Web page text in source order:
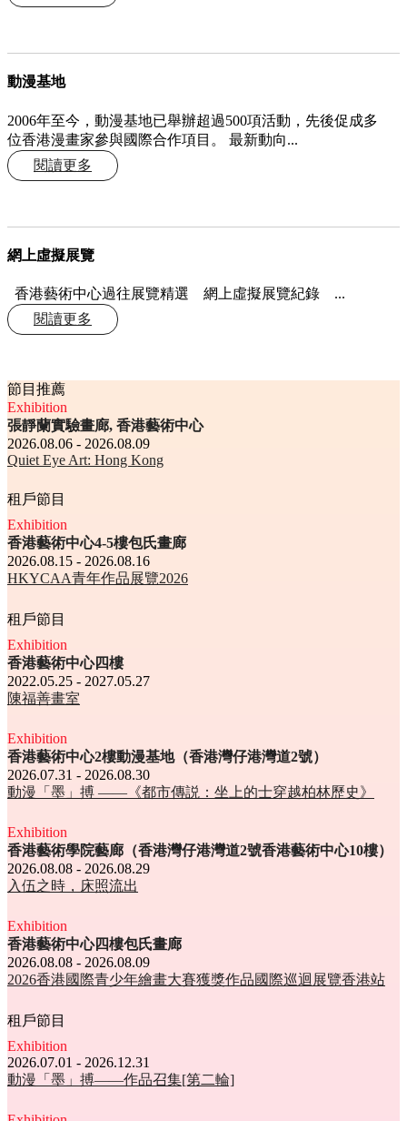
動漫基地
2006年至今，動漫基地已舉辦超過500項活動，先後促成多
位香港漫畫家參與國際合作項目。 最新動向...
閱讀更多
網上虛擬展覽
香港藝術中心過往展覽精選 網上虛擬展覽紀錄 ...
閱讀更多
節目推薦
Exhibition
張靜蘭實驗畫廊, 香港藝術中心
2026.08.06 - 2026.08.09
Quiet Eye Art: Hong Kong
租戶節目
Exhibition
香港藝術中心4-5樓包氏畫廊
2026.08.15 - 2026.08.16
HKYCAA青年作品展覽2026
租戶節目
Exhibition
香港藝術中心四樓
2022.05.25 - 2027.05.27
陳福善畫室
Exhibition
香港藝術中心2樓動漫基地（香港灣仔港灣道2號）
2026.07.31 - 2026.08.30
動漫「墨」搏 ——《都市傳説：坐上的士穿越柏林歷史》
Exhibition
香港藝術學院藝廊（香港灣仔港灣道2號香港藝術中心10樓）
2026.08.08 - 2026.08.29
入伍之時，床照流出
Exhibition
香港藝術中⼼四樓包氏畫廊
2026.08.08 - 2026.08.09
2026香港國際青少年繪畫大賽獲獎作品國際巡迴展覽香港站
租戶節目
Exhibition
2026.07.01 - 2026.12.31
動漫「墨」搏——作品召集[第二輪]